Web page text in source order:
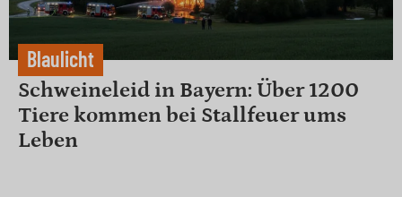
Blaulicht
Schweineleid in Bayern: Über 1200
Tiere kommen bei Stallfeuer ums
Leben